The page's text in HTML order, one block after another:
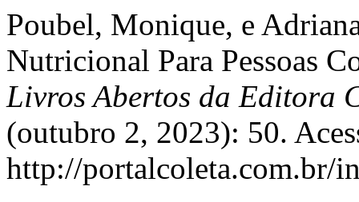
Poubel, Monique, e
Nutricional Para Pessoas
Livros Abertos da Editora
(outubro 2, 2023): 50.
http://portalcoleta.com.br/